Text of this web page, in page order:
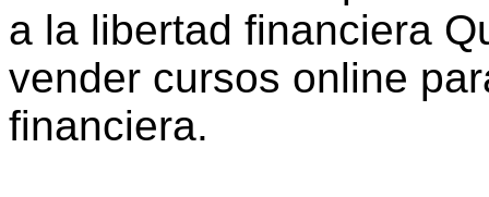
a la libertad financiera
vender cursos online
financiera.